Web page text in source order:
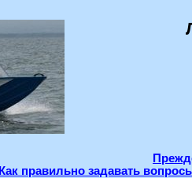
Как правильно задавать